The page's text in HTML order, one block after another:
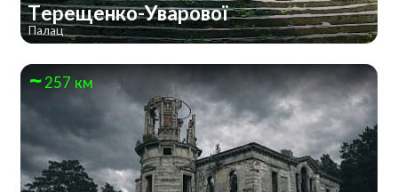
Терещенко-Уварової
Палац
257 км